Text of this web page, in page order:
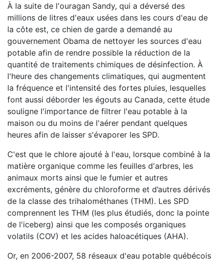
À la suite de l'ouragan Sandy, qui a déversé des
millions de litres d'eaux usées dans les cours d'eau de
la côte est, ce chien de garde a demandé au
gouvernement Obama de nettoyer les sources d'eau
potable afin de rendre possible la réduction de la
quantité de traitements chimiques de désinfection. À
l'heure des changements climatiques, qui augmentent
la fréquence et l'intensité des fortes pluies, lesquelles
font aussi déborder les égouts au Canada, cette étude
souligne l'importance de filtrer l'eau potable à la
maison ou du moins de l'aérer pendant quelques
heures afin de laisser s'évaporer les SPD.
C'est que le chlore ajouté à l'eau, lorsque combiné à la
matière organique comme les feuilles d'arbres, les
animaux morts ainsi que le fumier et autres
excréments, génère du chloroforme et d’autres dérivés
de la classe des trihalométhanes (THM). Les SPD
comprennent les THM (les plus étudiés, donc la pointe
de l'iceberg) ainsi que les composés organiques
volatils (COV) et les acides haloacétiques (AHA).
Or, en 2006-2007, 58 réseaux d'eau potable québécois